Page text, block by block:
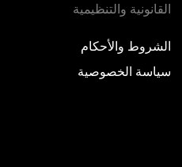
القانونية والتنظيمية
الشروط والأحكام
سياسة الخصوصية